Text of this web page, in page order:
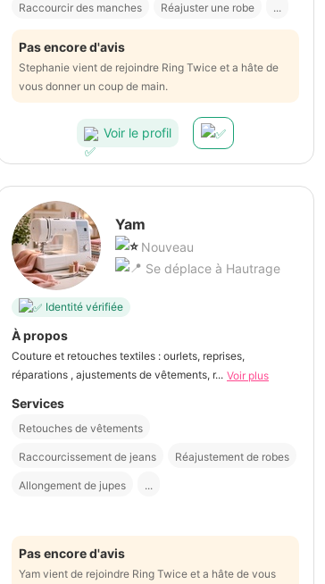
Raccourcir des manches Réajuster une robe ...
Pas encore d'avis
Stephanie vient de rejoindre Ring Twice et a hâte de
vous donner un coup de main.
Voir le profil
Yam
Nouveau
Se déplace à Hautrage
Identité vérifiée
À propos
Couture et retouches textiles : ourlets, reprises,
réparations , ajustements de vêtements, r... Voir plus
Services
Retouches de vêtements
Raccourcissement de jeans Réajustement de robes
Allongement de jupes ...
Pas encore d'avis
Yam vient de rejoindre Ring Twice et a hâte de vous